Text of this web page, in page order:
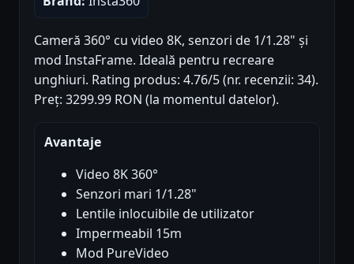
Cameră 360° cu video 8K, senzori de 1/1.28" și
mod InstaFrame. Ideală pentru recreare
unghiuri. Rating produs: 4.76/5 (nr. recenzii: 34).
Preț: 3299.99 RON (la momentul datelor).
Avantaje
Video 8K 360°
Senzori mari 1/1.28"
Lentile inlocuibile de utilizator
Impermeabil 15m
Mod PureVideo